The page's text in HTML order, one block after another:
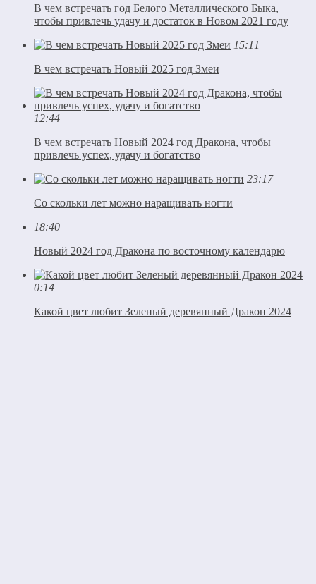
В чем встречать год Белого Металлического Быка,
чтобы привлечь удачу и достаток в Новом 2021 году
15:11
В чем встречать Новый 2025 год Змеи
12:44
В чем встречать Новый 2024 год Дракона, чтобы
привлечь успех, удачу и богатство
23:17
Со скольки лет можно наращивать ногти
18:40
Новый 2024 год Дракона по восточному календарю
0:14
Какой цвет любит Зеленый деревянный Дракон 2024